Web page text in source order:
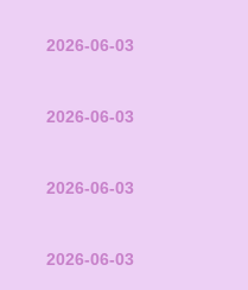
2026-06-03
2026-06-03
2026-06-03
2026-06-03